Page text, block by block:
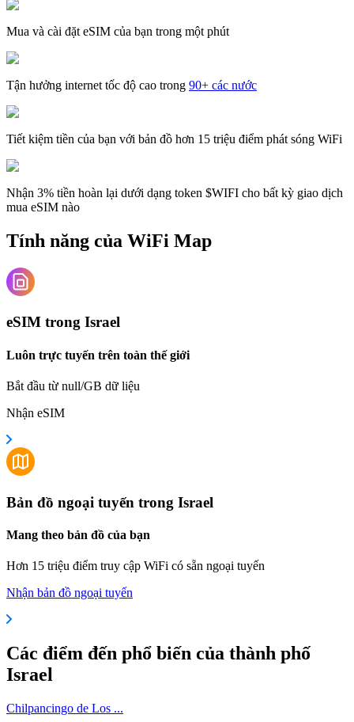
Mua và cài đặt eSIM của bạn trong một phút
Tận hưởng internet tốc độ cao trong 90+ các nước
Tiết kiệm tiền của bạn với bản đồ hơn 15 triệu điểm phát sóng WiFi
Nhận 3% tiền hoàn lại dưới dạng token $WIFI cho bất kỳ giao dịch
mua eSIM nào
Tính năng của WiFi Map
eSIM trong Israel
Luôn trực tuyến trên toàn thế giới
Bắt đầu từ null/GB dữ liệu
Nhận eSIM
Bản đồ ngoại tuyến trong Israel
Mang theo bản đồ của bạn
Hơn 15 triệu điểm truy cập WiFi có sẵn ngoại tuyến
Nhận bản đồ ngoại tuyến
Các điểm đến phổ biến của thành phố
Israel
Chilpancingo de Los ...